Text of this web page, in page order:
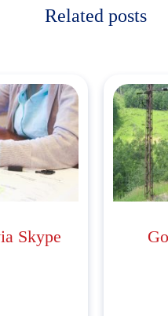
Related posts
Skype